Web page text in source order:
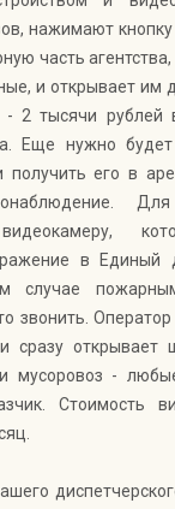
нажимают
часть
и открывает им
- 2 тысячи
Еще нужно
получить его в
в Единый
случае
звонить.
сразу открывает
мусоровоз -
Стоимость